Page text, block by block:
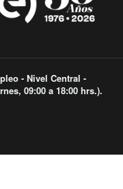
- Nivel Central -
09:00 a 18:00 hrs.).